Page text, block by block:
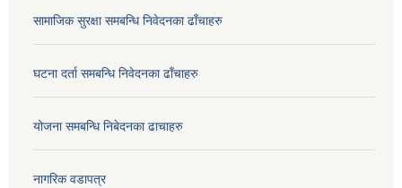
सामाजिक सुरक्षा समबन्धि निवेदनका ढाँचाहरु
घटना दर्ता समबन्धि निवेदनका ढाँचाहरु
योजना समबन्धि निबेदनका ढाचाहरु
नागरिक वडापत्र